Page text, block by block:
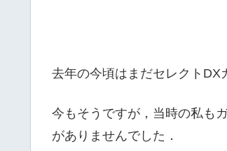
去年の今頃はまだセレクトDX
今もそうですが，当時の私も
がありませんでした．